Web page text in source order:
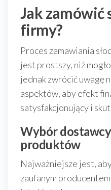
Jak zamówić
firmy?
Proces zamawiania
jest prostszy, niż
jednak zwrócić uwagę
aspektów, aby efekt
satysfakcjonujący i
Wybór
produktów
Najważniejsze jest,
zaufanym